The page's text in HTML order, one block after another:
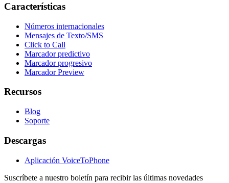
Características
Números internacionales
Mensajes de Texto/SMS
Click to Call
Marcador predictivo
Marcador progresivo
Marcador Preview
Recursos
Blog
Soporte
Descargas
Aplicación VoiceToPhone
Suscríbete a nuestro boletín para recibir las últimas novedades